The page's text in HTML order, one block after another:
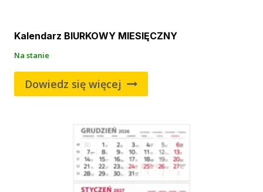
Kalendarz BIURKOWY MIESIĘCZNY
Na stanie
Dowiedz się więcej